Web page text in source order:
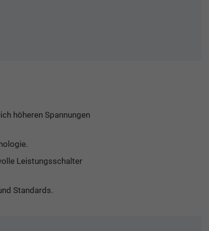
höheren Spannungen
Leistungsschalter
Standards.